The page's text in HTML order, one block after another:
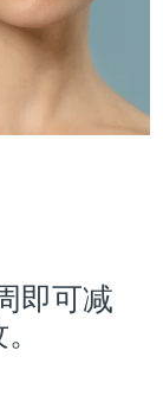
即可减
送达日期
达日期 12/8/26
送达日期12/8/26